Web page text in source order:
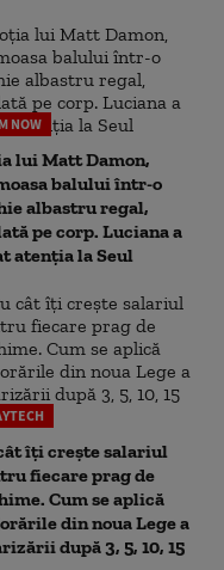
NOW
lui Matt Damon,
balului într-o
albastru regal,
pe corp. Luciana a
atenția la Seul
îți crește salariul
fiecare prag de
Cum se aplică
din noua Lege a
după 3, 5, 10, 15